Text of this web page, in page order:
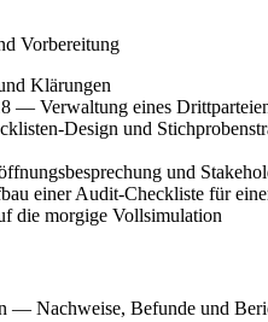
Vorbereitung
Klärungen
— Verwaltung eines
Design und
und
einer Audit-Checkliste für
die morgige Vollsimulation
— Nachweise, Befunde und